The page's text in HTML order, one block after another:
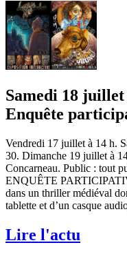
Samedi 18 juillet
Enquête
Vendredi 17 juillet à 14 h.
30. Dimanche 19 juillet à
Concarneau. Public : tout
ENQUÊTE
dans un thriller médiéval
tablette et d’un casque
Lire l'actu